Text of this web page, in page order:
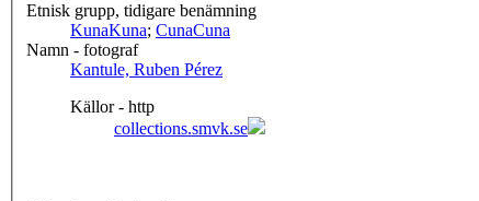
Etnisk grupp, tidigare benämning
KunaKuna; CunaCuna
Namn - fotograf
Kantule, Ruben Pérez
Källor - http
collections.smvk.se